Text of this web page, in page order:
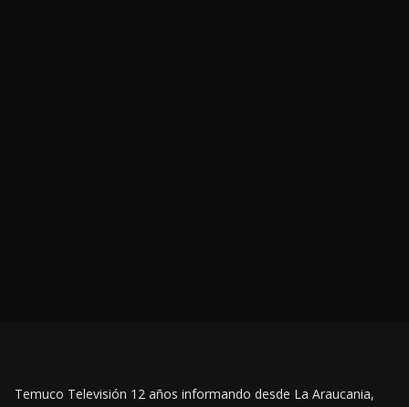
Temuco Televisión 12 años informando desde La Araucania,